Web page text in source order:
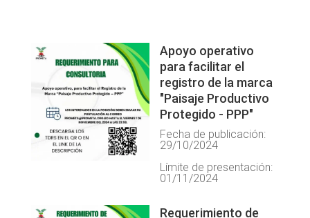
Apoyo operativo
para facilitar el
registro de la marca
"Paisaje Productivo
Protegido - PPP"
Fecha de publicación:
29/10/2024
Límite de presentación:
01/11/2024
Requerimiento de